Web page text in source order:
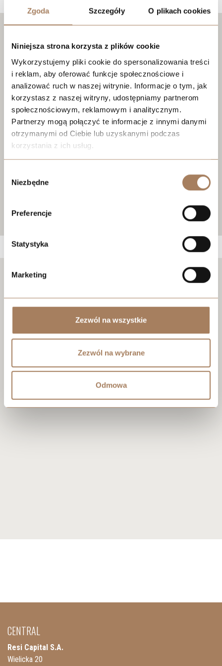
Zgoda Szczegóły O plikach cookies
Niniejsza strona korzysta z plików cookie
Wykorzystujemy pliki cookie do spersonalizowania treści
i reklam, aby oferować funkcje społecznościowe i
analizować ruch w naszej witrynie. Informacje o tym, jak
korzystasz z naszej witryny, udostępniamy partnerom
społecznościowym, reklamowym i analitycznym.
Partnerzy mogą połączyć te informacje z innymi danymi
otrzymanymi od Ciebie lub uzyskanymi podczas
korzystania z ich usług.
process your information.
zgody
Niezbędne
Preferencje
Statystyka
Marketing
Zezwól na wszystkie
Zezwól na wybrane
Odmowa
Negotiate the price
CENTRAL
Resi Capital S.A.
Wielicka 20